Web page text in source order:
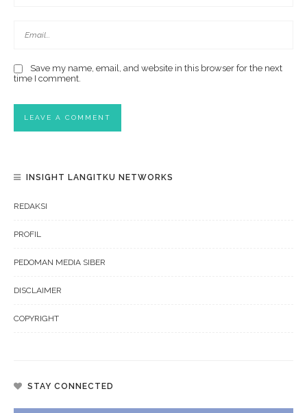
Save my name, email, and website in this browser for the next
time I comment.
INSIGHT LANGITKU NETWORKS
REDAKSI
PROFIL
PEDOMAN MEDIA SIBER
DISCLAIMER
COPYRIGHT
STAY CONNECTED